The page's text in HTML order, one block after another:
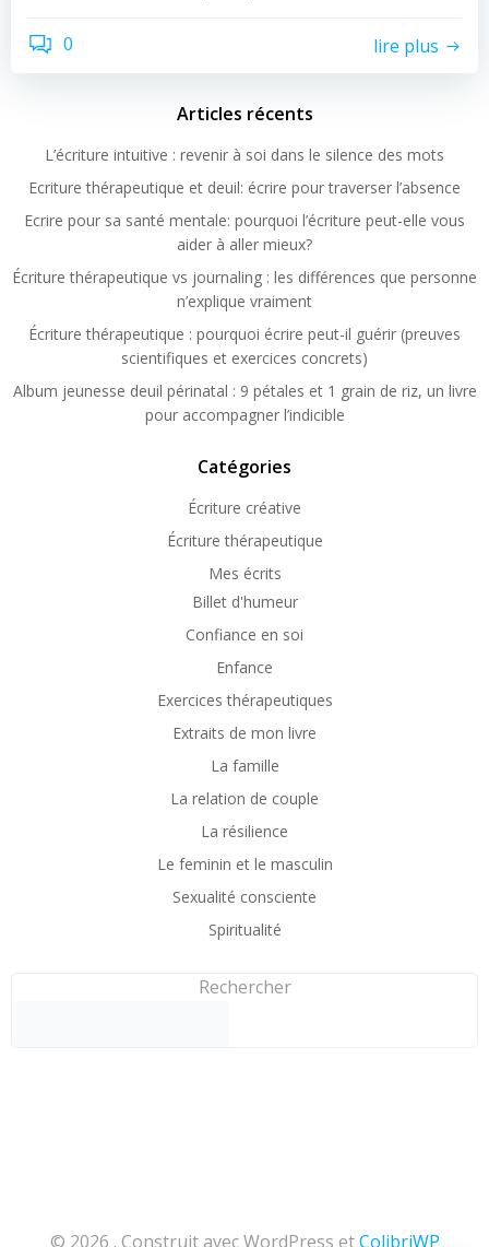
0 lire plus
Articles récents
L’écriture intuitive : revenir à soi dans le silence des mots
Ecriture thérapeutique et deuil: écrire pour traverser l’absence
Ecrire pour sa santé mentale: pourquoi l’écriture peut-elle vous
aider à aller mieux?
Écriture thérapeutique vs journaling : les différences que personne
n’explique vraiment
Écriture thérapeutique : pourquoi écrire peut-il guérir (preuves
scientifiques et exercices concrets)
Album jeunesse deuil périnatal : 9 pétales et 1 grain de riz, un livre
pour accompagner l’indicible
Catégories
Écriture créative
Écriture thérapeutique
Mes écrits
Billet d'humeur
Confiance en soi
Enfance
Exercices thérapeutiques
Extraits de mon livre
La famille
La relation de couple
La résilience
Le feminin et le masculin
Sexualité consciente
Spiritualité
Rechercher
© 2026 . Construit avec WordPress etColibriWP